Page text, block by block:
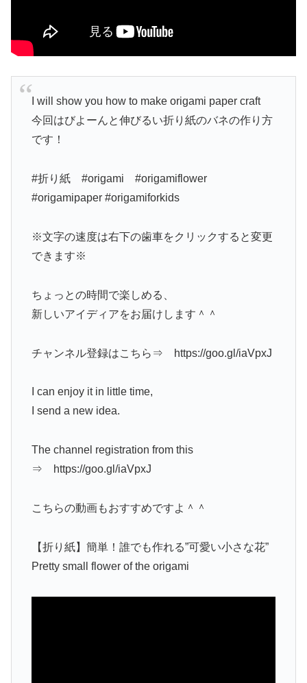
I will show you how to make origami paper craft
今回はびよーんと伸びるい折り紙のバネの作り方
です！
#折り紙 #origami #origamiflower
#origamipaper #origamiforkids
※文字の速度は右下の歯車をクリックすると変更
できます※
ちょっとの時間で楽しめる、
新しいアイディアをお届けします＾＾
チャンネル登録はこちら⇒ https://goo.gl/iaVpxJ
I can enjoy it in little time,
I send a new idea.
The channel registration from this
⇒ https://goo.gl/iaVpxJ
こちらの動画もおすすめですよ＾＾
【折り紙】簡単！誰でも作れる”可愛い小さな花”
Pretty small flower of the origami